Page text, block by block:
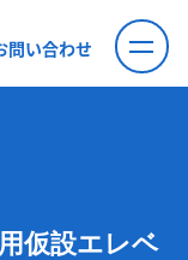
問い合わせ
仮設エレベ